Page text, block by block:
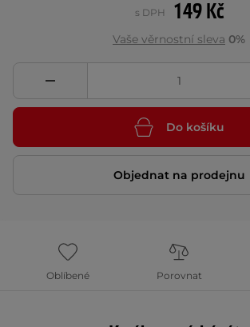
149 Kč
s DPH
Vaše věrnostní sleva 0%
Do košíku
Objednat na prodejnu
Oblíbené Porovnat